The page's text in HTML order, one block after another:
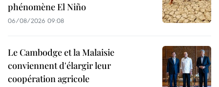
phénomène El Niño
06/08/2026 09:08
Le Cambodge et la Malaisie
conviennent d'élargir leur
coopération agricole